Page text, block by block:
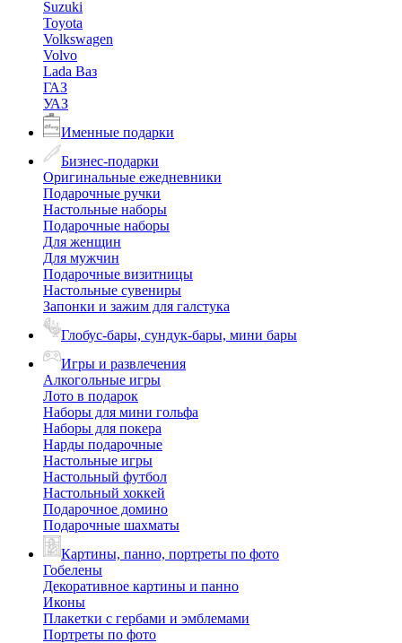
Suzuki
Toyota
Volkswagen
Volvo
Lada Ваз
ГАЗ
УАЗ
Именные подарки
Бизнес-подарки
Оригинальные ежедневники
Подарочные ручки
Настольные наборы
Подарочные наборы
Для женщин
Для мужчин
Подарочные визитницы
Настольные сувениры
Запонки и зажим для галстука
Глобус-бары, сундук-бары, мини бары
Игры и развлечения
Алкогольные игры
Лото в подарок
Наборы для мини гольфа
Наборы для покера
Нарды подарочные
Настольные игры
Настольный футбол
Настольный хоккей
Подарочное домино
Подарочные шахматы
Картины, панно, портреты по фото
Гобелены
Декоративное картины и панно
Иконы
Плакетки с гербами и эмблемами
Портреты по фото